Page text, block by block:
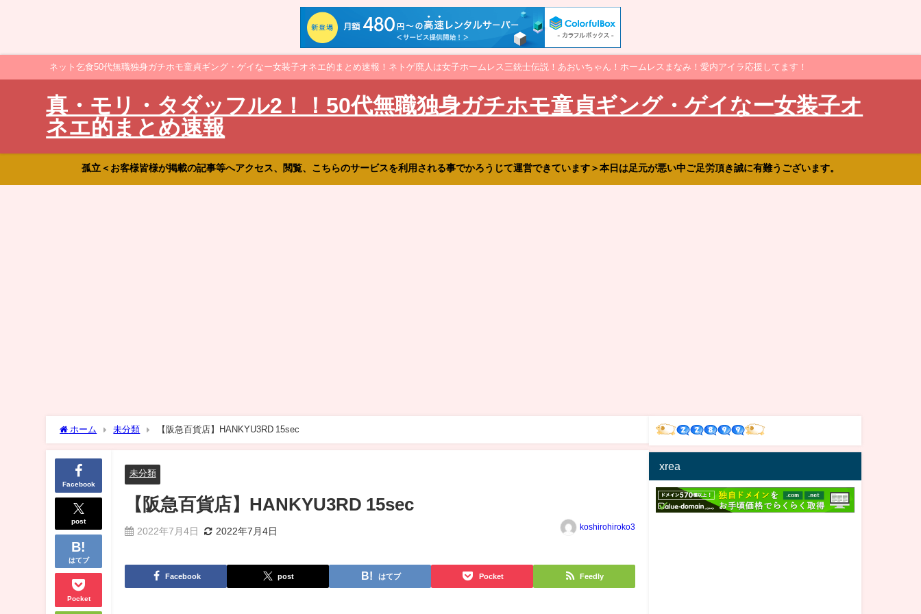
ネット乞食50代無職独身ガチホモ童貞ギング・ゲイなー女装子オネエ的まとめ速報！ネトゲ廃人は女子ホームレス三銃士伝説！あおいちゃん！ホームレスまなみ！愛内アイラ応援してます！
真・モリ・タダッフル2！！50代無職独身ガチホモ童貞ギング・ゲイなー女装子オ
ネエ的まとめ速報
孤立＜お客様皆様が掲載の記事等へアクセス、閲覧、こちらのサービスを利用される事でかろうじて運営できています＞本日は足元が悪い中ご足労頂き誠に有難うございます。
ホーム 未分類 【阪急百貨店】HANKYU3RD 15sec
Facebook
post
はてブ
Pocket
未分類
【阪急百貨店】HANKYU3RD 15sec
2022年7月4日 2022年7月4日 koshirohiroko3
Facebook post はてブ Pocket Feedly
xrea